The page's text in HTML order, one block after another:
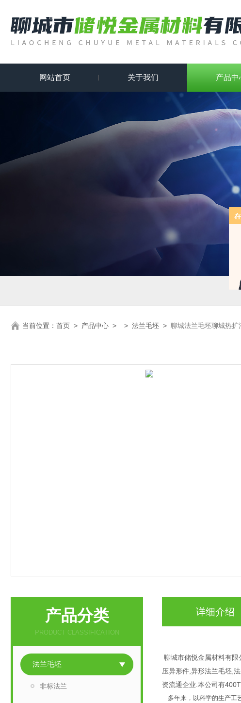
网站首页 关于我们 产品中
当前位置： 首页 > 产品中心 > > 法兰毛坯 > 聊城法兰毛坯聊城热
详细介绍
聊城市储悦金属材料有
压异形件,异形法兰毛坯,
资流通企业.本公司有
多年来，以科学的生产工
产品分类
PRODUCT CLASSIFICATION
法兰毛坯
非标法兰